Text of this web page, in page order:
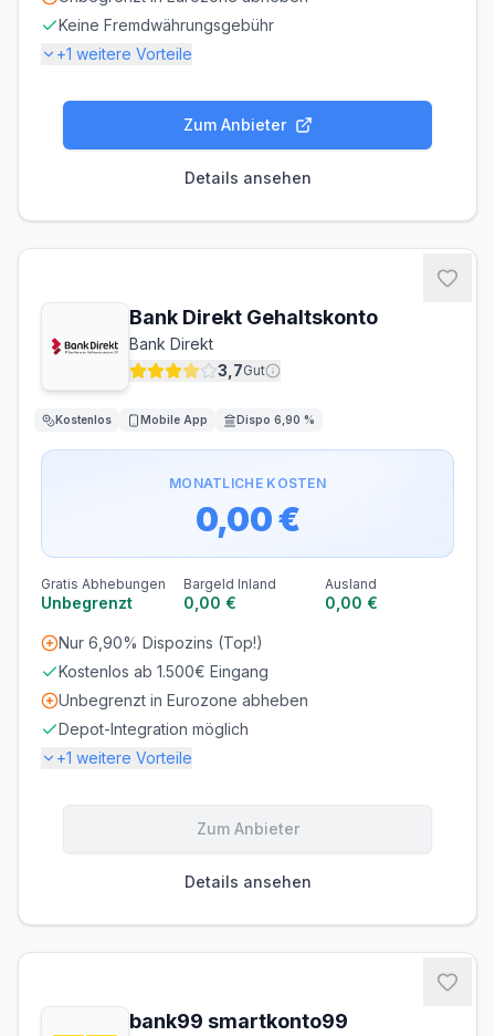
Keine Fremdwährungsgebühr
+1 weitere Vorteile
KONTOFÜHRUNG AUSLANDSEINSATZ
DISPOZINS
ABHEBEN INLAND
0,00 € 0,00 €
Zum Anbieter
Details ansehen
Bank Direkt Gehaltskonto
Bank Direkt
3,7Gut
Kostenlos Mobile App Dispo 6,90 %
MONATLICHE KOSTEN
0,00 €
Gratis Abhebungen
Unbegrenzt
Bargeld Inland
0,00 €
Ausland
0,00 €
Nur 6,90% Dispozins (Top!)
Kostenlos ab 1.500€ Eingang
Unbegrenzt in Eurozone abheben
Depot-Integration möglich
+1 weitere Vorteile
DISPOZINS
Zum Anbieter
Details ansehen
bank99 smartkonto99